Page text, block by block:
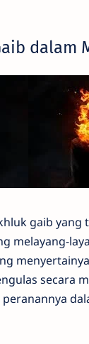
dalam
gaib
melayang-
secara